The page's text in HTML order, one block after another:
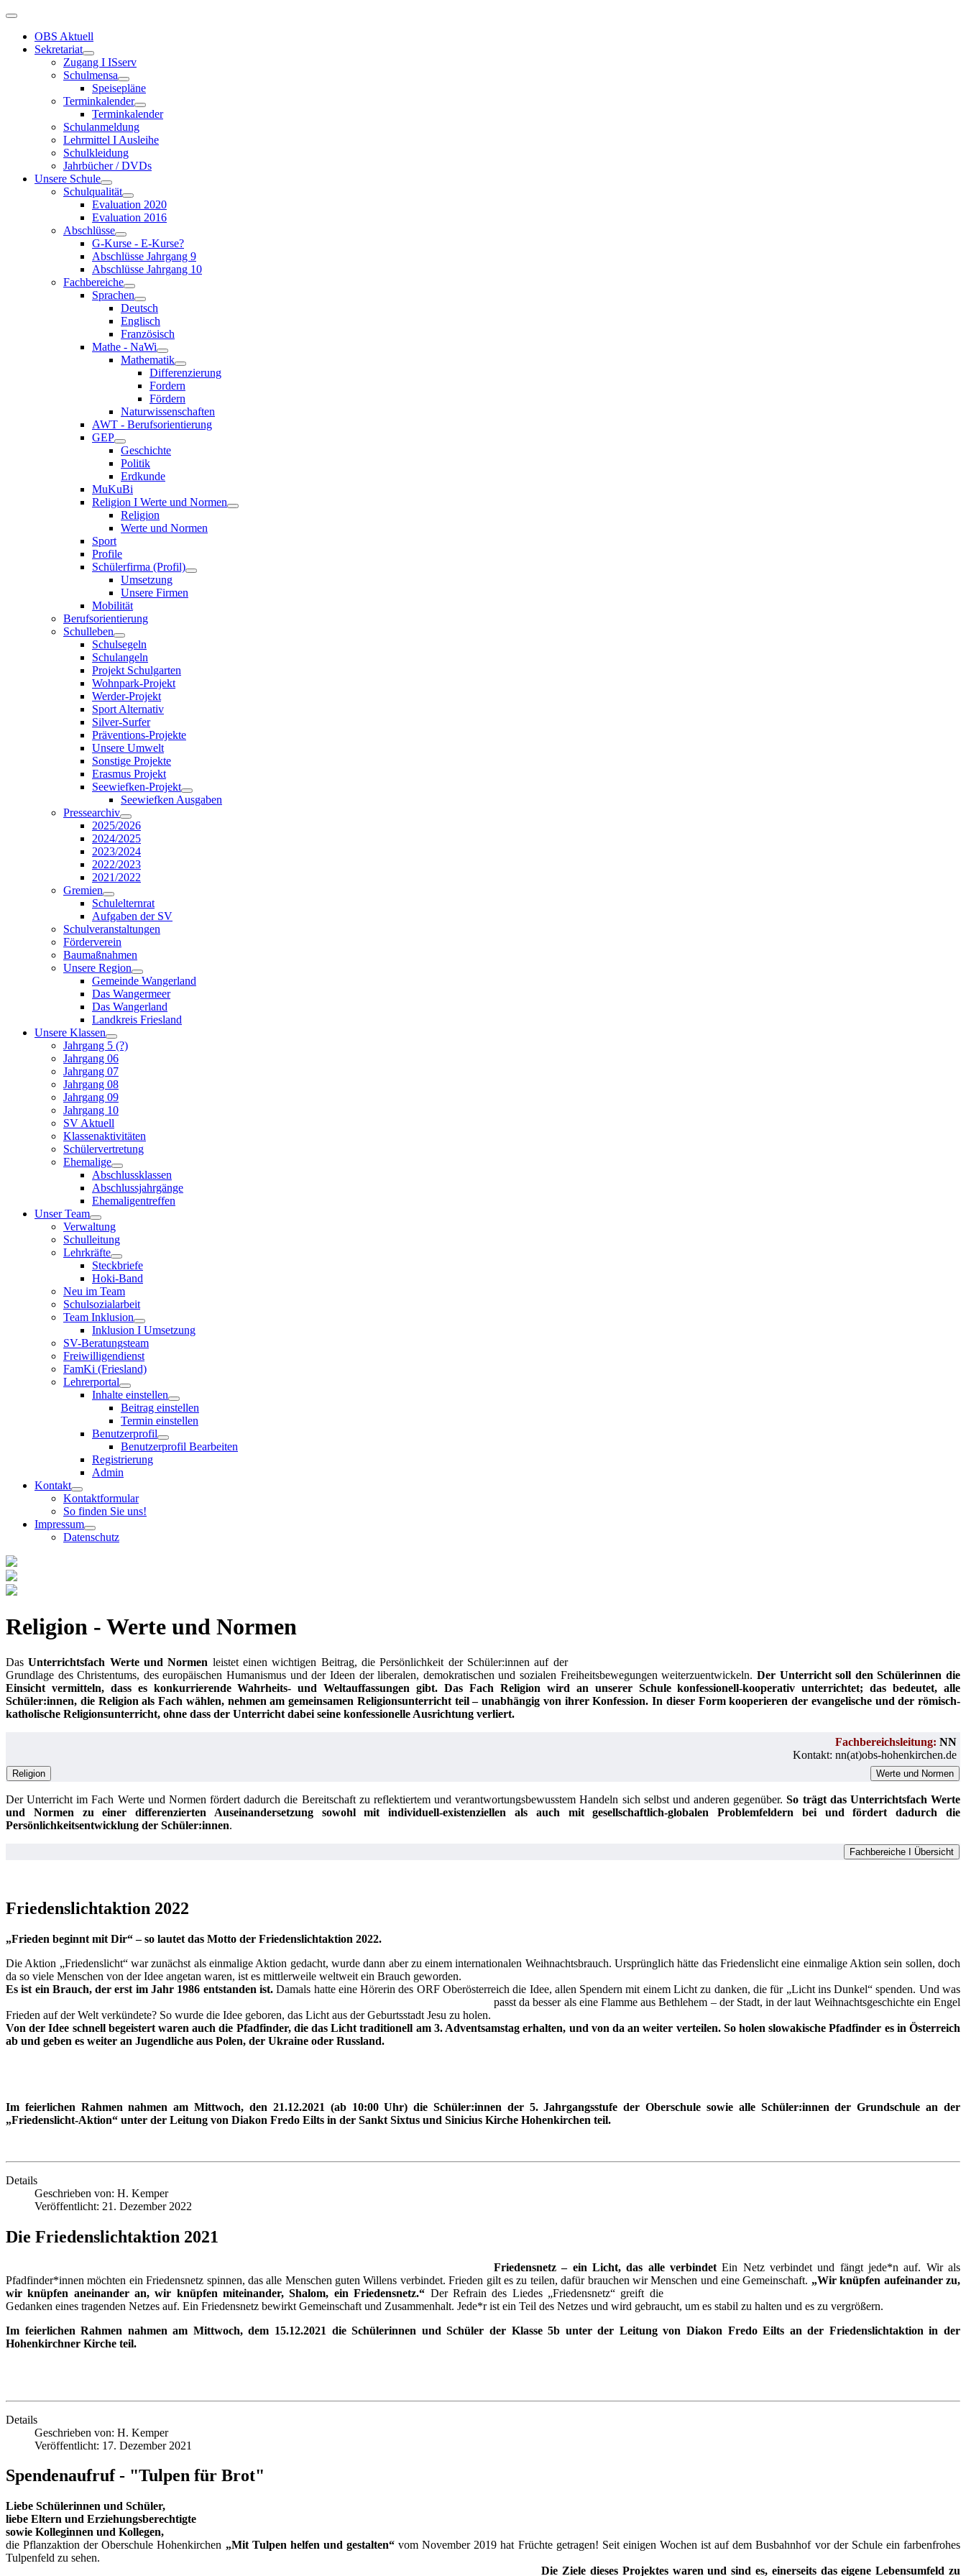
OBS Aktuell
Sekretariat
Zugang I ISserv
Schulmensa
Speisepläne
Terminkalender
Terminkalender
Schulanmeldung
Lehrmittel I Ausleihe
Schulkleidung
Jahrbücher / DVDs
Unsere Schule
Schulqualität
Evaluation 2020
Evaluation 2016
Abschlüsse
G-Kurse - E-Kurse?
Abschlüsse Jahrgang 9
Abschlüsse Jahrgang 10
Fachbereiche
Sprachen
Deutsch
Englisch
Französisch
Mathe - NaWi
Mathematik
Differenzierung
Fordern
Fördern
Naturwissenschaften
AWT - Berufsorientierung
GEP
Geschichte
Politik
Erdkunde
MuKuBi
Religion I Werte und Normen
Religion
Werte und Normen
Sport
Profile
Schülerfirma (Profil)
Umsetzung
Unsere Firmen
Mobilität
Berufsorientierung
Schulleben
Schulsegeln
Schulangeln
Projekt Schulgarten
Wohnpark-Projekt
Werder-Projekt
Sport Alternativ
Silver-Surfer
Präventions-Projekte
Unsere Umwelt
Sonstige Projekte
Erasmus Projekt
Seewiefken-Projekt
Seewiefken Ausgaben
Pressearchiv
2025/2026
2024/2025
2023/2024
2022/2023
2021/2022
Gremien
Schulelternrat
Aufgaben der SV
Schulveranstaltungen
Förderverein
Baumaßnahmen
Unsere Region
Gemeinde Wangerland
Das Wangermeer
Das Wangerland
Landkreis Friesland
Unsere Klassen
Jahrgang 5 (?)
Jahrgang 06
Jahrgang 07
Jahrgang 08
Jahrgang 09
Jahrgang 10
SV Aktuell
Klassenaktivitäten
Schülervertretung
Ehemalige
Abschlussklassen
Abschlussjahrgänge
Ehemaligentreffen
Unser Team
Verwaltung
Schulleitung
Lehrkräfte
Steckbriefe
Hoki-Band
Neu im Team
Schulsozialarbeit
Team Inklusion
Inklusion I Umsetzung
SV-Beratungsteam
Freiwilligendienst
FamKi (Friesland)
Lehrerportal
Inhalte einstellen
Beitrag einstellen
Termin einstellen
Benutzerprofil
Benutzerprofil Bearbeiten
Registrierung
Admin
Kontakt
Kontaktformular
So finden Sie uns!
Impressum
Datenschutz
Religion - Werte und Normen
DasUnterrichtsfach Werte und Normen leistet einen wichtigen Beitrag, die Persönlichkeit der Schüler:innen auf der
Grundlage des Christentums, des europäischen Humanismus und der Ideen der liberalen, demokratischen und sozialen Freiheitsbewegungen weiterzuentwickeln. Der Unterricht soll den Schülerinnen die
Einsicht vermitteln, dass es konkurrierende Wahrheits- und Weltauffassungen gibt. Das Fach Religion wird an unserer Schule konfessionell-kooperativ unterrichtet; das bedeutet, alle
Schüler:innen, die Religion als Fach wählen, nehmen am gemeinsamen Religionsunterricht teil – unabhängig von ihrer Konfession. In dieser Form kooperieren der evangelische und der römisch-
katholische Religionsunterricht, ohne dass der Unterricht dabei seine konfessionelle Ausrichtung verliert.
Fachbereichsleitung: NN
Kontakt: nn(at)obs-hohenkirchen.de
Religion Werte und Normen
Der Unterricht im Fach Werte und Normen fördert dadurch die Bereitschaft zu reflektiertem und verantwortungsbewusstem Handeln sich selbst und anderen gegenüber.So trägt das Unterrichtsfach Werte
und Normen zu einer differenzierten Auseinandersetzung sowohl mit individuell-existenziellen als auch mit gesellschaftlich-globalen Problemfeldern bei und fördert dadurch die
Persönlichkeitsentwicklung der Schüler:innen.
Fachbereiche I Übersicht
Friedenslichtaktion 2022
„Frieden beginnt mit Dir“ – so lautet das Motto der Friedenslichtaktion 2022.
Die Aktion „Friedenslicht“ war zunächst als einmalige Aktion gedacht, wurde dann aber zu einem internationalen Weihnachtsbrauch. Ursprünglich hätte das Friedenslicht eine einmalige Aktion sein sollen, doch
da so viele Menschen von der Idee angetan waren, ist es mittlerweile weltweit ein Brauch geworden.
Es ist ein Brauch, der erst im Jahr 1986 entstanden ist.Damals hatte eine Hörerin des ORF Oberösterreich die Idee, allen Spendern mit einem Licht zu danken, die für „Licht ins Dunkel“ spenden. Und was
passt da besser als eine Flamme aus Bethlehem – der Stadt, in der laut Weihnachtsgeschichte ein Engel
Frieden auf der Welt verkündete? So wurde die Idee geboren, das Licht aus der Geburtsstadt Jesu zu holen.
Von der Idee schnell begeistert waren auch die Pfadfinder, die das Licht traditionell am 3. Adventsamstag erhalten, und von da an weiter verteilen. So holen slowakische Pfadfinder es in Österreich
ab und geben es weiter an Jugendliche aus Polen, der Ukraine oder Russland.
Im feierlichen Rahmen nahmen am Mittwoch, den 21.12.2021 (ab 10:00 Uhr) die Schüler:innen der 5. Jahrgangsstufe der Oberschule sowie alle Schüler:innen der Grundschule an der
„Friedenslicht-Aktion“ unter der Leitung von Diakon Fredo Eilts in der Sankt Sixtus und Sinicius Kirche Hohenkirchen teil.
Details
Geschrieben von: H. Kemper
Veröffentlicht: 21. Dezember 2022
Die Friedenslichtaktion 2021
Friedensnetz – ein Licht, das alle verbindet Ein Netz verbindet und fängt jede*n auf. Wir als
Pfadfinder*innen möchten ein Friedensnetz spinnen, das alle Menschen guten Willens verbindet. Frieden gilt es zu teilen, dafür brauchen wir Menschen und eine Gemeinschaft. „Wir knüpfen aufeinander zu,
wir knüpfen aneinander an, wir knüpfen miteinander, Shalom, ein Friedensnetz.“ Der Refrain des Liedes „Friedensnetz“ greift die
Gedanken eines tragenden Netzes auf. Ein Friedensnetz bewirkt Gemeinschaft und Zusammenhalt. Jede*r ist ein Teil des Netzes und wird gebraucht, um es stabil zu halten und es zu vergrößern.
Im feierlichen Rahmen nahmen am Mittwoch, dem 15.12.2021 die Schülerinnen und Schüler der Klasse 5b unter der Leitung von Diakon Fredo Eilts an der Friedenslichtaktion in der
Hohenkirchner Kirche teil.
Details
Geschrieben von: H. Kemper
Veröffentlicht: 17. Dezember 2021
Spendenaufruf - "Tulpen für Brot"
Liebe Schülerinnen und Schüler,
liebe Eltern und Erziehungsberechtigte
sowie Kolleginnen und Kollegen,
die Pflanzaktion der Oberschule Hohenkirchen „Mit Tulpen helfen und gestalten“ vom November 2019 hat Früchte getragen! Seit einigen Wochen ist auf dem Busbahnhof vor der Schule ein farbenfrohes
Tulpenfeld zu sehen.
Die Ziele dieses Projektes waren und sind es, einerseits das eigene Lebensumfeld zu